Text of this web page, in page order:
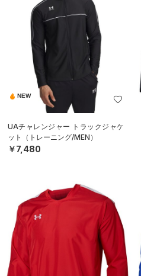
NEW
UAチャレンジャー トラックジャケ
ット（トレーニング/MEN）
￥7,480